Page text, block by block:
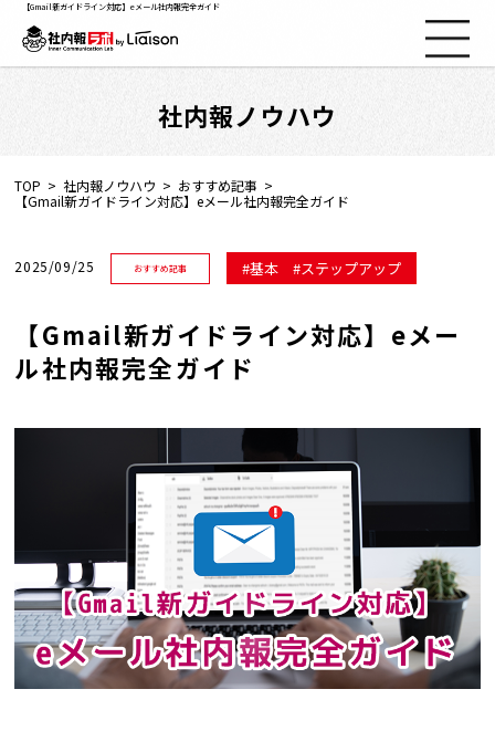
社内報ノウハウ
セミナー情報
Web社内報
動画コーナー
トレンド用語集
社長ブログ
【Gmail新ガイドライン対応】eメール社内報完全ガイド
社内報ノウハウ
TOP 社内報ノウハウ
おすすめ記事
【Gmail新ガイドライン対応】eメール社内報完全ガイド
2025/09/25 おすすめ記事 基本 ステップアップ
【Gmail新ガイドライン対応】eメー
ル社内報完全ガイド